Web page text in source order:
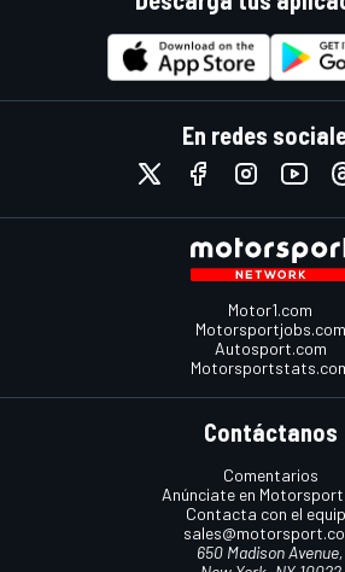
En redes
Motor1.com
Motorsportjobs.com
Autosport.com
Contáctanos
Comentarios
Anúnciate en
Contacta con el
650 Madison Avenue,